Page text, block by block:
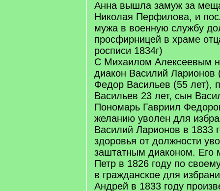
Анна вышла замуж за
Николая Перфилова, и
мужа в военную службу
просфирницей в храме
росписи 1834г)
С Михаилом Алексеевым
диакон Василий Ларионов
Федор Васильев (55 лет),
Васильев 23 лет, сын
Пономарь Гавриил
желанию уволен для
Василий Ларионов в 1833
здоровья от должности
заштатным диаконом. Его
Петр в 1826 году по
в гражданское для
Андрей в 1833 году